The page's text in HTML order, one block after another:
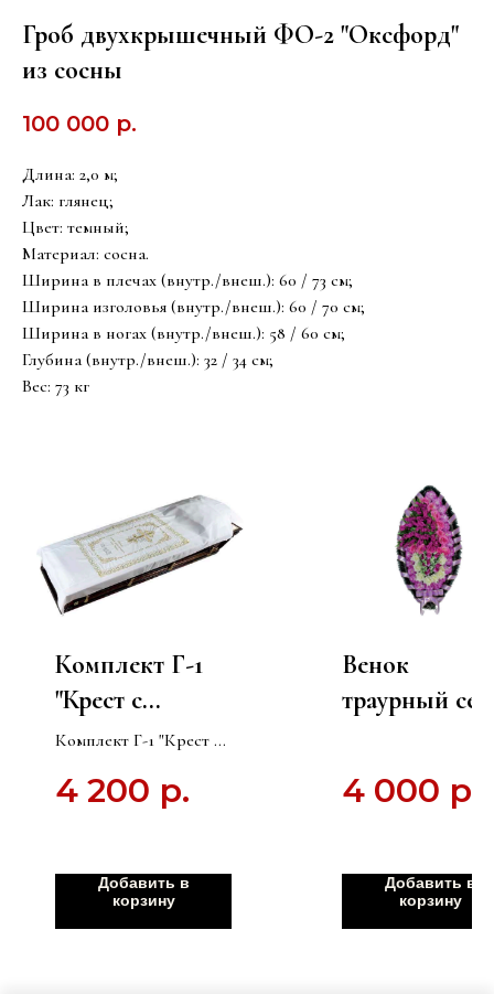
Гроб двухкрышечный ФО-2 "Оксфорд"
из сосны
100 000 р.
Длина: 2,0 м;
Лак: глянец;
Цвет: темный;
Материал: сосна.
Ширина в плечах (внутр./внеш.): 60 / 73 см;
Ширина изголовья (внутр./внеш.): 60 / 70 см;
Ширина в ногах (внутр./внеш.): 58 / 60 см;
Глубина (внутр./внеш.): 32 / 34 см;
Вес: 73 кг
Комплект Г-1
"Крест с
виноградной
лозой"
Подушка +
Комплект Г-1 "Крест с
Подушка + покрывало
4 200 р.
Добавить в
корзину
Венок
траурный
цветов
4 000 р.
Добавить в
корзину